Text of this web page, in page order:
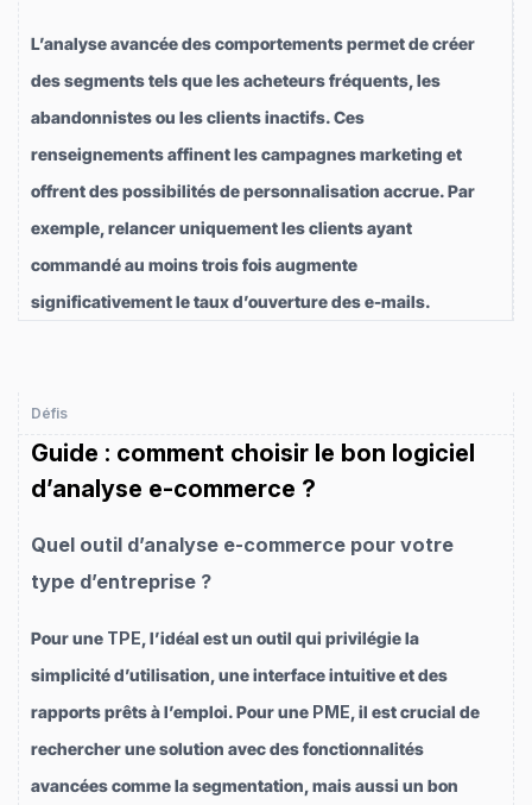
L’analyse avancée des comportements permet de créer
des segments tels que les acheteurs fréquents, les
abandonnistes ou les clients inactifs. Ces
renseignements affinent les campagnes marketing et
offrent des possibilités de personnalisation accrue. Par
exemple, relancer uniquement les clients ayant
commandé au moins trois fois augmente
significativement le taux d’ouverture des e-mails.
Défis
Guide : comment choisir le bon logiciel
d’analyse e-commerce ?
Quel outil d’analyse e-commerce pour votre
type d’entreprise ?
Pour une TPE, l’idéal est un outil qui privilégie la
simplicité d’utilisation, une interface intuitive et des
rapports prêts à l’emploi. Pour une PME, il est crucial de
rechercher une solution avec des fonctionnalités
avancées comme la segmentation, mais aussi un bon